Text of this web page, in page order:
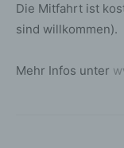
Die Mitfahrt ist
sind willkommen).
Mehr Infos unter